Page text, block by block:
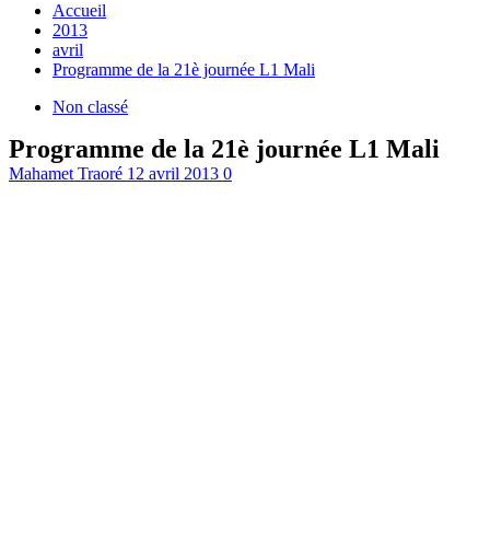
Accueil
2013
avril
Programme de la 21è journée L1 Mali
Non classé
Programme de la 21è journée L1 Mali
Mahamet Traoré 12 avril 2013 0